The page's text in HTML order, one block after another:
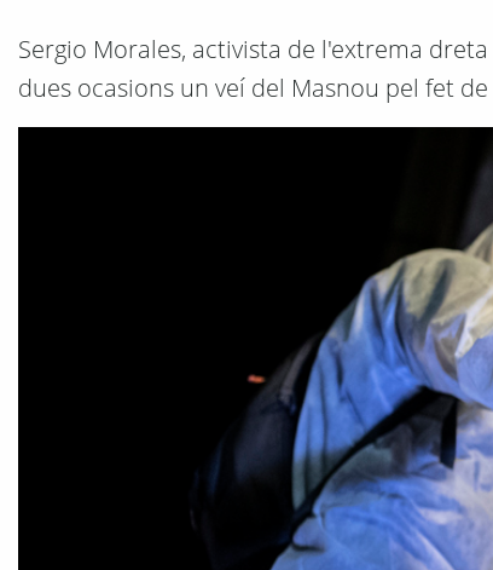
Sergio Morales, activista de l'extrema
dues ocasions un veí del Masnou pel fet